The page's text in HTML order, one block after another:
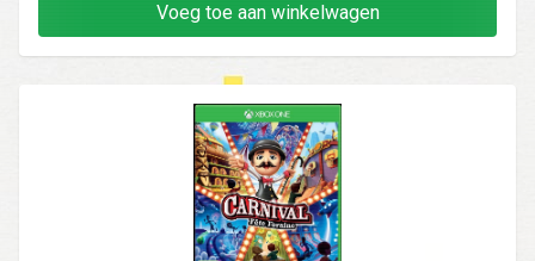
Voeg toe aan winkelwagen